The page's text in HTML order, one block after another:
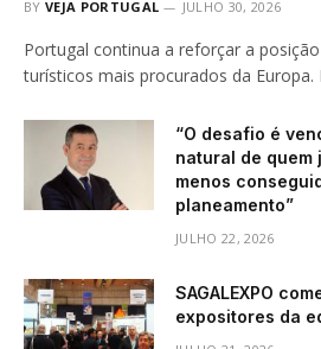
BY VEJA PORTUGAL JULHO 30, 2026
Portugal continua a reforçar a
turísticos mais procurados da Europa.
“O desafio é
natural de quem
menos
planeamento”
JULHO 22, 2026
SAGALEXPO
expositores da